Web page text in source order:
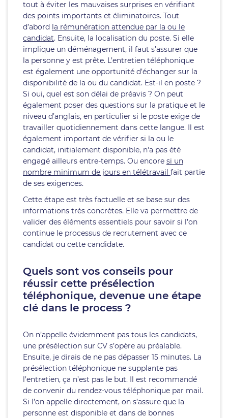
tout à éviter les mauvaises surprises en vérifiant
des points importants et éliminatoires. Tout
d’abord la rémunération attendue par la ou le
candidat. Ensuite, la localisation du poste. Si elle
implique un déménagement, il faut s’assurer que
la personne y est prête. L’entretien téléphonique
est également une opportunité d’échanger sur la
disponibilité de la ou du candidat. Est-il en poste ?
Si oui, quel est son délai de préavis ? On peut
également poser des questions sur la pratique et le
niveau d’anglais, en particulier si le poste exige de
travailler quotidiennement dans cette langue. Il est
également important de vérifier si la ou le
candidat, initialement disponible, n'a pas été
engagé ailleurs entre-temps. Ou encore si un
nombre minimum de jours en télétravail fait partie
de ses exigences.
Cette étape est très factuelle et se base sur des
informations très concrètes. Elle va permettre de
valider des éléments essentiels pour savoir si l’on
continue le processus de recrutement avec ce
candidat ou cette candidate.
Quels sont vos conseils pour
réussir cette présélection
téléphonique, devenue une étape
clé dans le process ?
On n’appelle évidemment pas tous les candidats,
une présélection sur CV s’opère au préalable.
Ensuite, je dirais de ne pas dépasser 15 minutes. La
présélection téléphonique ne supplante pas
l’entretien, ça n’est pas le but. Il est recommandé
de convenir du rendez-vous téléphonique par mail.
Si l’on appelle directement, on s’assure que la
personne est disponible et dans de bonnes